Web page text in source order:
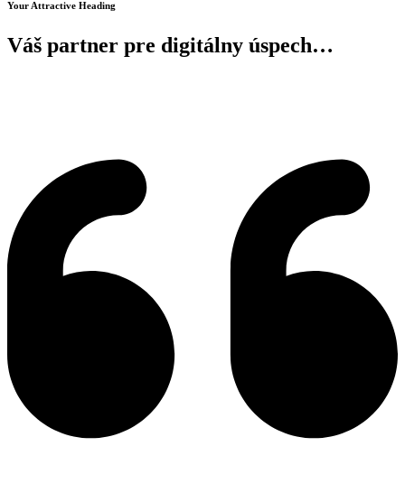
Your Attractive Heading
Váš partner pre digitálny úspech…